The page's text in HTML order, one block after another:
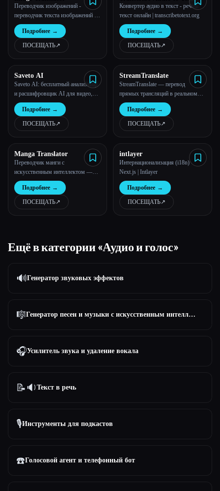
Переводчик изображений -
переводчик текста изображений |
AI translate Image
Подробнее →
ПОСЕЩАТЬ↗︎
Конвертер аудио в текст - речь в
текст онлайн | transcribetotext.org
Подробнее →
ПОСЕЩАТЬ↗︎
Saveto AI
Saveto AI: бесплатный анализатор
и расшифровщик AI для видео,
PDF и документов
Подробнее →
ПОСЕЩАТЬ↗︎
StreamTranslate
StreamTranslate — перевод
прямых трансляций в реальном
времени
Подробнее →
ПОСЕЩАТЬ↗︎
Manga Translator
Переводчик манги с
искусственным интеллектом —
быстрый и надежный | Переводчик
манги с искусственным
интеллектом
Подробнее →
ПОСЕЩАТЬ↗︎
intlayer
Интернационализация (i18n)
Next.js | Intlayer
Подробнее →
ПОСЕЩАТЬ↗︎
Ещё в категории «Аудио и голос»
🔊Генератор звуковых эффектов
🎼 Генератор песен и музыки с искусственным интеллектом
🎧Усилитель звука и удаление вокала
📝🔉 Текст в речь
🎙️Инструменты для подкастов
☎️Голосовой агент и телефонный бот